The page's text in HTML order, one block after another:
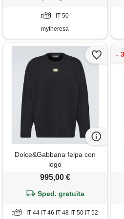
IT 50
mytheresa
Dolce&Gabbana felpa con
logo
995,00 €
Sped. gratuita
IT 44 IT 46 IT 48 IT 50 IT 52